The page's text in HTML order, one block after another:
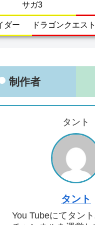
サガ3
ダー
制作者
タント
タント
You Tubeにてタン